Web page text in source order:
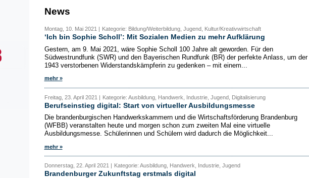
News
Montag, 10. Mai 2021 | Kategorie: Bildung/Weiterbildung, Jugend, Kultur/Kreativwirtschaft
‘Ich bin Sophie Scholl’: Mit Sozialen Medien zu mehr Aufklärung
Gestern, am 9. Mai 2021, wäre Sophie Scholl 100 Jahre alt geworden. Für den
Südwestrundfunk (SWR) und den Bayerischen Rundfunk (BR) der perfekte Anlass, um der
1943 verstorbenen Widerstandskämpferin zu gedenken – mit einem...
mehr »
Freitag, 23. April 2021 | Kategorie: Ausbildung, Handwerk, Industrie, Jugend, Digitalisierung
Berufseinstieg digital: Start von virtueller Ausbildungsmesse
Die brandenburgischen Handwerkskammern und die Wirtschaftsförderung Brandenburg
(WFBB) veranstalten heute und morgen schon zum zweiten Mal eine virtuelle
Ausbildungsmesse. Schülerinnen und Schülern wird dadurch die Möglichkeit...
mehr »
Donnerstag, 22. April 2021 | Kategorie: Ausbildung, Handwerk, Industrie, Jugend
Brandenburger Zukunftstag erstmals digital